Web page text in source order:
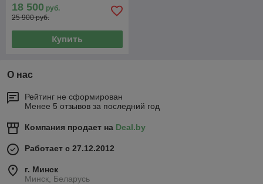
18 500 руб.
25 900 руб.
Купить
О нас
Рейтинг не сформирован
Менее 5 отзывов за последний год
Компания продает на Deal.by
Работает с 27.12.2012
г. Минск
Минск, Беларусь